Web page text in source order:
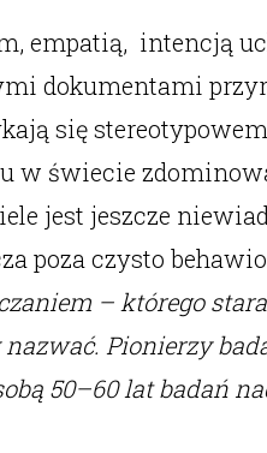
empatią, intencją
dokumentami
się
w świecie
jest jeszcze
poza czysto
– którego
Pionierzy
50–60 lat badań